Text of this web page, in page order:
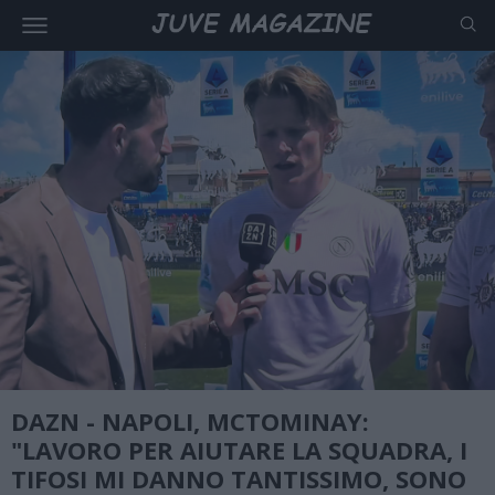
DAZN - NAPOLI, MCTOMINAY:
"LAVORO PER AIUTARE LA SQUADRA, I
TIFOSI MI DANNO TANTISSIMO, SONO